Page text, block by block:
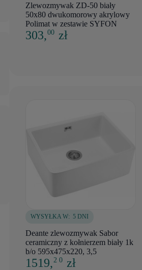
Zlewozmywak ZD-50 biały
50x80 dwukomorowy akrylowy
Polimat w zestawie SYFON
303,00 zł
WYSYŁKA W: 5 DNI
Deante zlewozmywak Sabor
ceramiczny z kołnierzem biały 1k
b/o 595x475x220, 3,5
1519,2 0 zł